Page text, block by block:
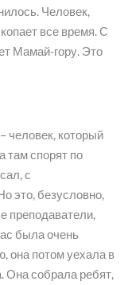
Человек,
все время. С
Мамай-гору. Это
человек, который
там спорят по
с
это, безусловно,
преподаватели,
была очень
она потом уехала в
Она собрала ребят,